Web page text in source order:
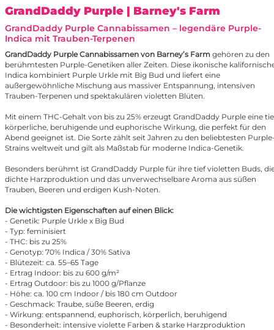
GrandDaddy Purple | Barney's Farm
GrandDaddy Purple Cannabissamen – legendäre Purple-
Indica mit Trauben-Terpenen
GrandDaddy Purple Cannabissamen von Barney’s Farm gehören zu den
berühmtesten Purple-Genetiken aller Zeiten. Diese ikonische
Indica kombiniert Purple Urkle mit Big Bud und liefert eine
außergewöhnliche Mischung aus massiver Entspannung, intensiven
Trauben-Terpenen und spektakulären violetten Blüten.
Mit einem THC-Gehalt von bis zu 25% erzeugt GrandDaddy Purple eine
körperliche, beruhigende und euphorische Wirkung, die perfekt für den
Abend geeignet ist. Die Sorte zählt seit Jahren zu den beliebtesten
Strains weltweit und gilt als Maßstab für moderne Indica-Genetik.
Besonders berühmt ist GrandDaddy Purple für ihre tief violetten Buds,
dichte Harzproduktion und das unverwechselbare Aroma aus süßen
Trauben, Beeren und erdigen Kush-Noten.
Die wichtigsten Eigenschaften auf einen Blick:
- Genetik: Purple Urkle x Big Bud
- Typ: feminisiert
- THC: bis zu 25%
- Genotyp: 70% Indica / 30% Sativa
- Blütezeit: ca. 55–65 Tage
- Ertrag Indoor: bis zu 600 g/m²
- Ertrag Outdoor: bis zu 1000 g/Pflanze
- Höhe: ca. 100 cm Indoor / bis 180 cm Outdoor
- Geschmack: Traube, süße Beeren, erdig
- Wirkung: entspannend, euphorisch, körperlich, beruhigend
- Besonderheit: intensive violette Farben & starke Harzproduktion